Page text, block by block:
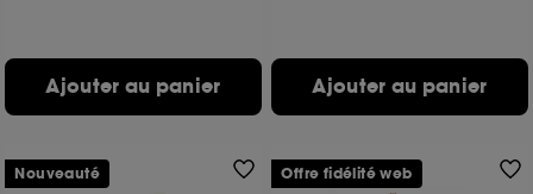
Ajouter au panier Ajouter au panier
Nouveauté Offre fidélité web